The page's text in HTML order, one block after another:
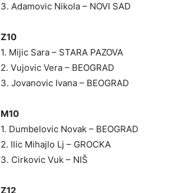
3. Adamovic Nikola – NOVI SAD
Z10
1. Mijic Sara – STARA PAZOVA
2. Vujovic Vera – BEOGRAD
3. Jovanovic Ivana – BEOGRAD
M10
1. Dumbelovic Novak – BEOGRAD
2. Ilic Mihajlo Lj – GROCKA
3. Cirkovic Vuk – NIŠ
Z12